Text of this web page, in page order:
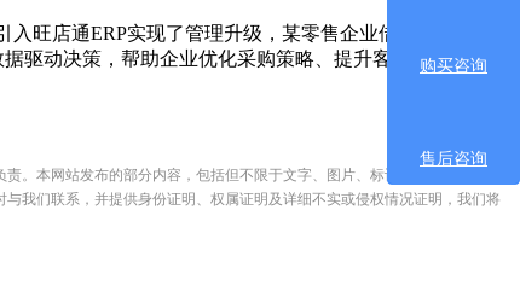
旺店通ERP实现了管理升级，某零售企业借助系统实现
驱动决策，帮助企业优化采购策略、提升客户满意度，增
。本网站发布的部分内容，包括但不限于文字、图片、标识、广告、商标、
我们联系，并提供身份证明、权属证明及详细不实或侵权情况证明，我们将
购买咨询
售后咨询